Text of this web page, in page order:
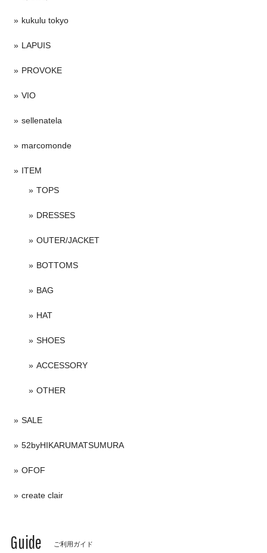
kukulu tokyo
LAPUIS
PROVOKE
VIO
sellenatela
marcomonde
ITEM
TOPS
DRESSES
OUTER/JACKET
BOTTOMS
BAG
HAT
SHOES
ACCESSORY
OTHER
SALE
52byHIKARUMATSUMURA
OFOF
create clair
Guide ご利用ガイド